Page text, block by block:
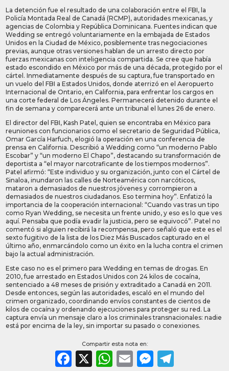
La detención fue el resultado de una colaboración entre el FBI, la
Policía Montada Real de Canadá (RCMP), autoridades mexicanas, y
agencias de Colombia y República Dominicana. Fuentes indican que
Wedding se entregó voluntariamente en la embajada de Estados
Unidos en la Ciudad de México, posiblemente tras negociaciones
previas, aunque otras versiones hablan de un arresto directo por
fuerzas mexicanas con inteligencia compartida. Se cree que había
estado escondido en México por más de una década, protegido por el
cártel. Inmediatamente después de su captura, fue transportado en
un vuelo del FBI a Estados Unidos, donde aterrizó en el Aeropuerto
Internacional de Ontario, en California, para enfrentar los cargos en
una corte federal de Los Ángeles. Permanecerá detenido durante el
fin de semana y comparecerá ante un tribunal el lunes 26 de enero.
El director del FBI, Kash Patel, quien se encontraba en México para
reuniones con funcionarios como el secretario de Seguridad Pública,
Omar García Harfuch, elogió la operación en una conferencia de
prensa en California. Describió a Wedding como “un moderno Pablo
Escobar” y “un moderno El Chapo”, destacando su transformación de
deportista a “el mayor narcotraficante de los tiempos modernos”.
Patel afirmó: “Este individuo y su organización, junto con el Cártel de
Sinaloa, inundaron las calles de Norteamérica con narcóticos,
mataron a demasiados de nuestros jóvenes y corrompieron a
demasiados de nuestros ciudadanos. Eso termina hoy”. Enfatizó la
importancia de la cooperación internacional: “Cuando vas tras un tipo
como Ryan Wedding, se necesita un frente unido, y eso es lo que ves
aquí. Pensaba que podía evadir la justicia, pero se equivocó”. Patel no
comentó si alguien recibirá la recompensa, pero señaló que este es el
sexto fugitivo de la lista de los Diez Más Buscados capturado en el
último año, enmarcándolo como un éxito en la lucha contra el crimen
bajo la actual administración.
Este caso no es el primero para Wedding en temas de drogas. En
2010, fue arrestado en Estados Unidos con 24 kilos de cocaína,
sentenciado a 48 meses de prisión y extraditado a Canadá en 2011.
Desde entonces, según las autoridades, escaló en el mundo del
crimen organizado, coordinando envíos constantes de cientos de
kilos de cocaína y ordenando ejecuciones para proteger su red. La
captura envía un mensaje claro a los criminales transnacionales: nadie
está por encima de la ley, sin importar su pasado o conexiones.
Compartir esta nota en:
Facebook
X WhatsApp
Email